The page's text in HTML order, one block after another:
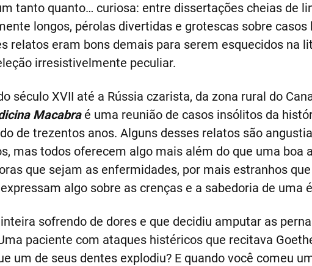
tanto quanto… curiosa: entre dissertações cheias de
longos, pérolas divertidas e grotescas sobre
relatos eram bons demais para serem esquecidos na
irresistivelmente peculiar.
século XVII até a Rússia czarista, da zona rural do
Macabraé uma reunião de casos insólitos da
de trezentos anos. Alguns desses relatos são
mas todos oferecem algo mais além do que uma boa
que sejam as enfermidades, por mais estranhos
algo sobre as crenças e a sabedoria de uma
sofrendo de dores e que decidiu amputar as
paciente com ataques histéricos que recitava
um de seus dentes explodiu? E quando você comeu